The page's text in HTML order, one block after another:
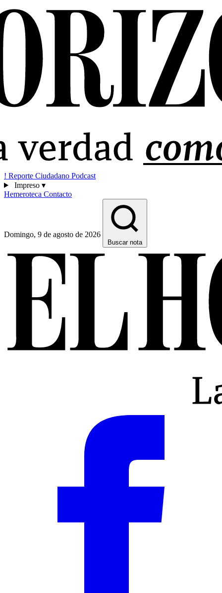
! Reporte Ciudadano Podcast
Impreso ▾
Hemeroteca Contacto
Domingo, 9 de agosto de 2026
Buscar nota